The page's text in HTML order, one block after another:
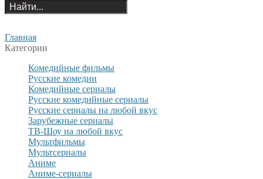
Главная
Категории
Комедийные фильмы
Русские комедии
Комедийные сериалы
Русские комедийные сериалы
Русские сериалы на любой вкус
Зарубежные сериалы
ТВ-Шоу на любой вкус
Мультфильмы
Мультсериалы
Аниме
Аниме-сериалы